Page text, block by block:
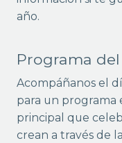
año.
Programa
Acompáñanos el
para un programa
principal que
crean a través de